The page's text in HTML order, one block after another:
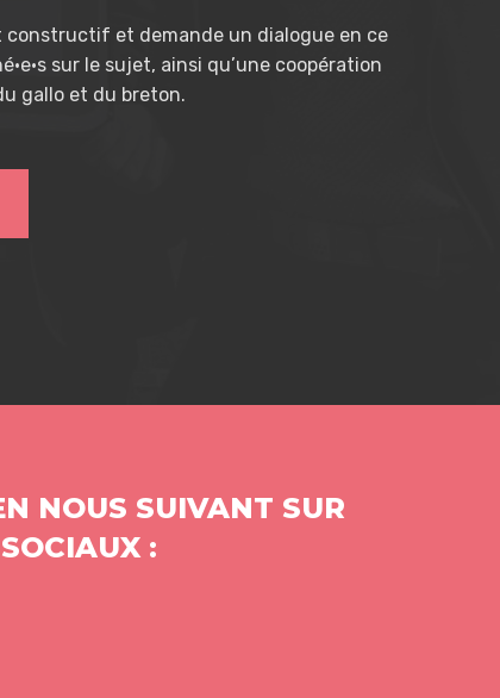
constructif et demande un dialogue en ce
sur le sujet, ainsi qu’une coopération
gallo et du breton.
NOUS SUIVANT SUR
: